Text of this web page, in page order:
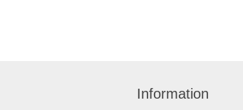
Information